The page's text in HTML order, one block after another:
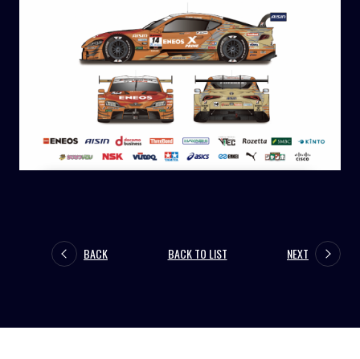
BACK BACK TO LIST NEXT